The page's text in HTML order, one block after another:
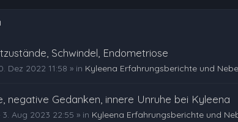
Schwindel, Endometriose
Dez 2022 11:58 » in Kyleena Erfahrungsberichte und
negative Gedanken, innere Unruhe bei Kyleena
3. Aug 2023 22:55 » in Kyleena Erfahrungsberichte und